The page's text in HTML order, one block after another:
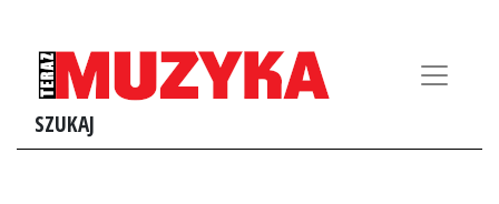
SZUKAJ